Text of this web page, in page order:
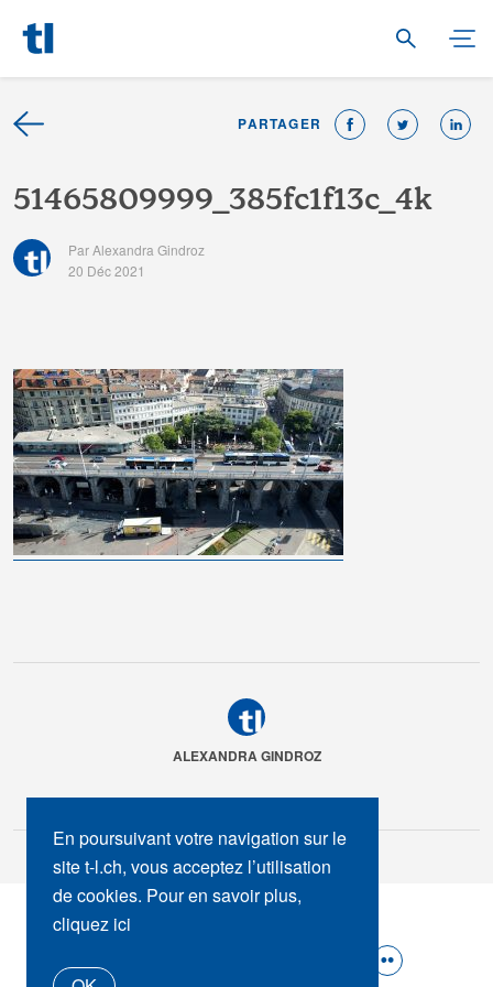
PARTAGER
51465809999 385fc1f13c 4k
Par Alexandra Gindroz
20 Déc 2021
ALEXANDRA GINDROZ
En poursuivant votre navigation sur le
site t-l.ch, vous acceptez l’utilisation
de cookies. Pour en savoir plus,
cliquez ici